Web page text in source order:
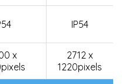
IP54
x
2712 x
1220pixels